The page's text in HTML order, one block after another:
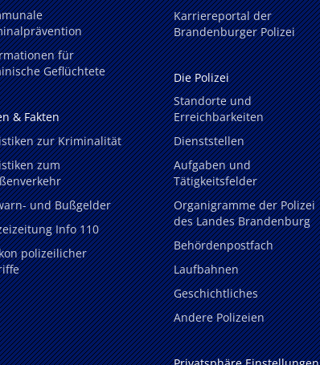
für
Geflüchtete
& Fakten
zur Kriminalität
zum
und Bußgelder
Info 110
polizeilicher
Karriereportal der
Brandenburger Polizei
Die Polizei
Standorte und
Erreichbarkeiten
Dienststellen
Aufgaben und
Tätigkeitsfelder
Organigramme der Polizei
des Landes Brandenburg
Behördenpostfach
Laufbahnen
Geschichtliches
Andere Polizeien